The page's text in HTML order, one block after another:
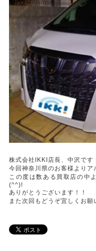
株式会社IKKI店長、中沢です
今回神奈川県のお客様よりア
この度は数ある買取店の中
(^^)!
ありがとうございます！！
また次回もどうぞ宜しくお願